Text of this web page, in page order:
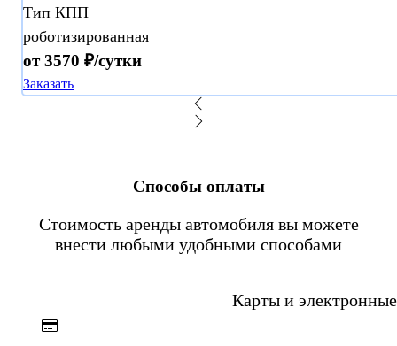
Тип КПП
роботизированная
от 3570 ₽/сутки
Заказать
Способы оплаты
Стоимость аренды автомобиля вы можете
внести любыми удобными способами
Карты и